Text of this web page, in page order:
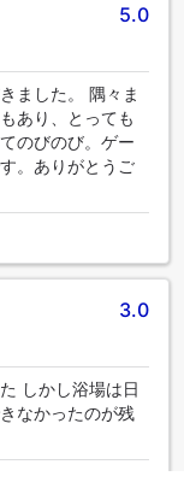
5.0
ました。 隅々ま
あり、とっても
のびのび。ゲー
。ありがとうご
3.0
しかし浴場は日
なかったのが残